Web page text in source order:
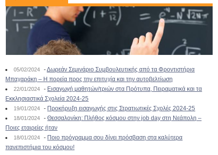
05/02/2024 -Δωρεάν Σεμινάριο Συμβουλευτικής από τα Φροντιστήρια
Μπαχαράκη – Η πορεία προς την επιτυχία και την αυτοβελτίωση
22/01/2024 - Εισαγωγή μαθητών/τριών στα Πρότυπα, Πειραματικά και τα
Εκκλησιαστικά Σχολεία 2024-25
19/01/2024 - Προκήρυξη εισαγωγής στις Στρατιωτικές Σχολές 2024-25
18/01/2024 -Θεσσαλονίκη: Πλήθος κόσμου στην job day στη Νεάπολη –
Ποιες εταιρείες ήταν
18/01/2024 - Ποιο πρόγραμμα σου δίνει πρόσβαση στα καλύτερα
πανεπιστήμια του κόσμου!